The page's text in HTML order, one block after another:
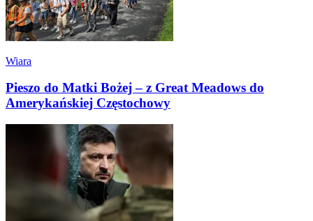
Wiara
Pieszo do Matki Bożej – z Great Meadows do
Amerykańskiej Częstochowy